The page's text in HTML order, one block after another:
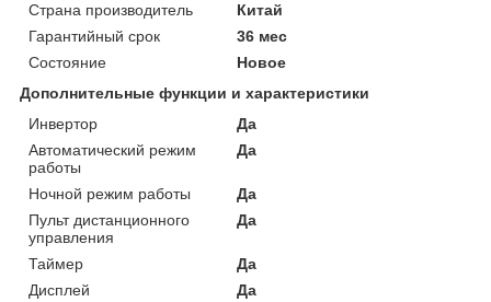
Страна производитель
Китай
Гарантийный срок
36 мес
Состояние
Новое
Дополнительные функции и характеристики
Инвертор
Да
Автоматический режим
работы
Да
Ночной режим работы
Да
Пульт дистанционного
управления
Да
Таймер
Да
Дисплей
Да